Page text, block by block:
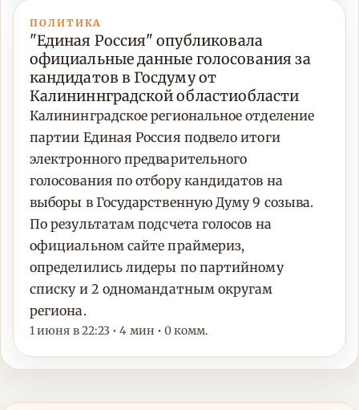
ПОЛИТИКА
"Единая Россия" опубликовала
официальные данные голосования за
кандидатов в Госдуму от
Калининнградской областиобласти
Калининградское региональное отделение
партии Единая Россия подвело итоги
электронного предварительного
голосования по отбору кандидатов на
выборы в Государственную Думу 9 созыва.
По результатам подсчета голосов на
официальном сайте праймериз,
определились лидеры по партийному
списку и 2 одномандатным округам
региона.
1 июня в 22:23 • 4 мин • 0 комм.